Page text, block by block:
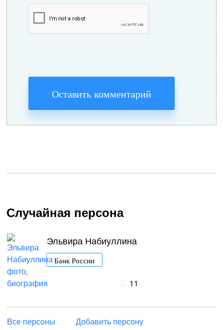
Оставить комментарий
Случайная персона
Эльвира Набиуллина
Банк России
11
Все персоны Добавить персону